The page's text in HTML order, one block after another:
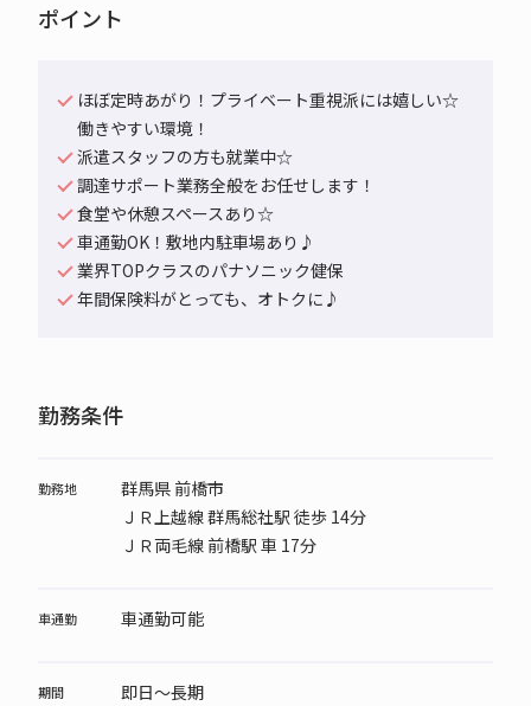
ポイント
ほぼ定時あがり！プライベート重視派には嬉しい☆
働きやすい環境！
派遣スタッフの方も就業中☆
調達サポート業務全般をお任せします！
食堂や休憩スペースあり☆
車通勤OK！敷地内駐車場あり♪
業界TOPクラスのパナソニック健保
年間保険料がとっても、オトクに♪
勤務条件
勤務地
群馬県 前橋市
ＪＲ上越線 群馬総社駅 徒歩 14分
ＪＲ両毛線 前橋駅 車 17分
車通勤 車通勤可能
期間
即日～長期